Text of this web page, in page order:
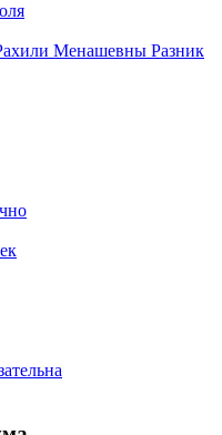
Менашевны Разник